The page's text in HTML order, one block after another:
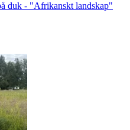
duk - "Afrikanskt landskap"